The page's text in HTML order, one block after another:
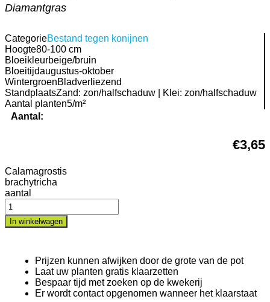
Diamantgras
CategorieBestand tegen konijnen
Hoogte80-100 cm
Bloeikleurbeige/bruin
Bloeitijdaugustus-oktober
WintergroenBladverliezend
StandplaatsZand: zon/halfschaduw | Klei: zon/halfschaduw
Aantal planten5/m²
Aantal:
€3,65
Calamagrostis
brachytricha
aantal
In winkelwagen
Prijzen kunnen afwijken door de grote van de pot
Laat uw planten gratis klaarzetten
Bespaar tijd met zoeken op de kwekerij
Er wordt contact opgenomen wanneer het klaarstaat